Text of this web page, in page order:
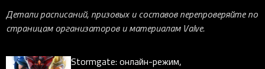
Детали расписаний, призовых и составов перепроверяйте по
страницам организаторов и материалам Valve.
Stormgate: онлайн-режим,